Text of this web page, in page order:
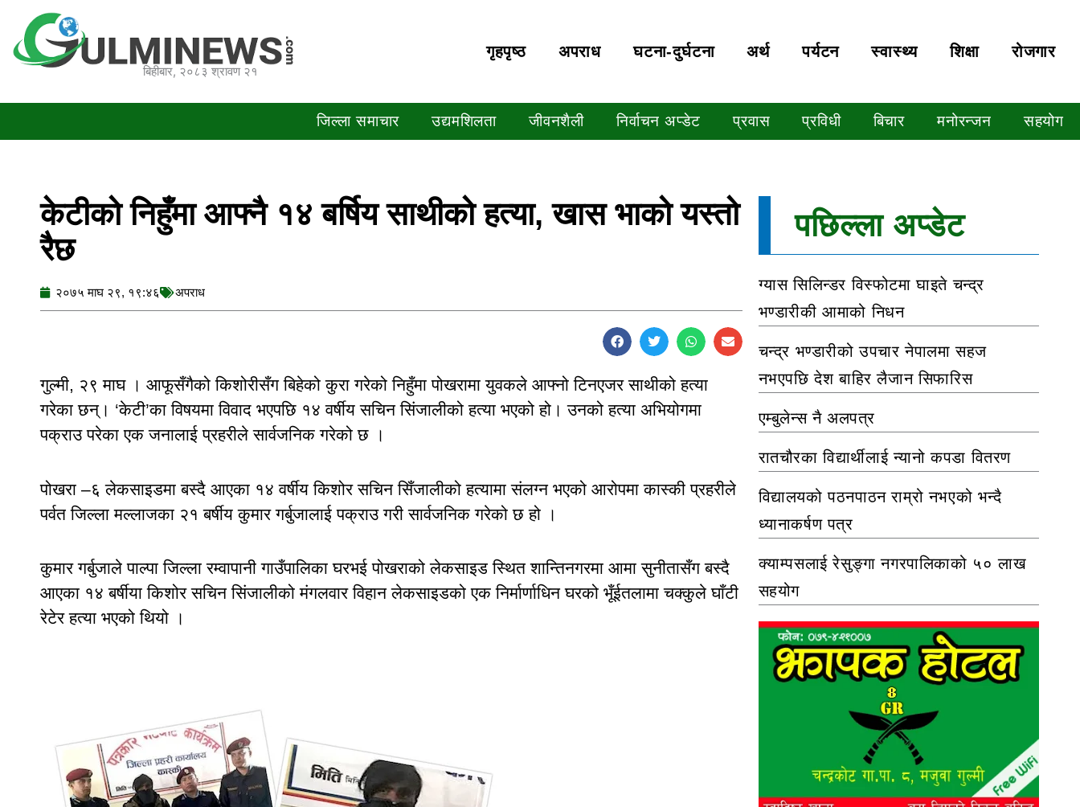
content
बिहीबार, २०८३ श्रावण २१
गृहपृष्‍ठ अपराध घटना-दुर्घटना अर्थ पर्यटन स्वास्थ्य शिक्षा रोजगार
जिल्ला समाचार उद्यमशिलता जीवनशैली निर्वाचन अप्डेट प्रवास प्रविधी बिचार मनोरन्जन सहयोग
केटीको निहुँमा आफ्नै १४ बर्षिय साथीको हत्या, खास भाको यस्तो
रैछ
२०७५ माघ २९, १९:४६ अपराध
गुल्मी, २९ माघ । आफूसँगैको किशोरीसँग बिहेको कुरा गरेको निहुँमा पोखरामा युवकले आफ्नो टिनएजर साथीको हत्या
गरेका छन्। ‘केटी’का विषयमा विवाद भएपछि १४ वर्षीय सचिन सिंजालीको हत्या भएको हो। उनको हत्या अभियोगमा
पक्राउ परेका एक जनालाई प्रहरीले सार्वजनिक गरेको छ ।
पोखरा –६ लेकसाइडमा बस्दै आएका १४ वर्षीय किशोर सचिन सिँजालीको हत्यामा संलग्न भएको आरोपमा कास्की प्रहरीले
पर्वत जिल्ला मल्लाजका २१ बर्षीय कुमार गर्बुजालाई पक्राउ गरी सार्वजनिक गरेको छ हो ।
कुमार गर्बुजाले पाल्पा जिल्ला रम्वापानी गाउँपालिका घरभई पोखराको लेकसाइड स्थित शान्तिनगरमा आमा सुनीतासँग बस्दै
आएका १४ बर्षीया किशोर सचिन सिंजालीको मंगलवार विहान लेकसाइडको एक निर्मार्णाधिन घरको भूँईतलामा चक्कुले घाँटी
रेटेर हत्या भएको थियो ।
पछिल्ला अप्डेट
ग्यास सिलिन्डर विस्फोटमा घाइते चन्द्र
भण्डारीकी आमाको निधन
चन्द्र भण्डारीको उपचार नेपालमा सहज
नभएपछि देश बाहिर लैजान सिफारिस
एम्बुलेन्स नै अलपत्र
रातचौरका विद्यार्थीलाई न्यानो कपडा वितरण
विद्यालयको पठनपाठन राम्रो नभएको भन्दै
ध्यानाकर्षण पत्र
क्याम्पसलाई रेसुङ्गा नगरपालिकाको ५० लाख
सहयोग